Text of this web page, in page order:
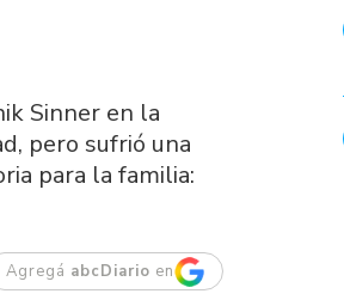
Sinner en la
pero sufrió una
para la familia:
Agregá abcDiario en